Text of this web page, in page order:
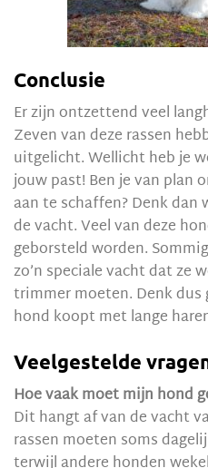
Conclusie
Er zijn ontzettend veel
Zeven van deze rassen
uitgelicht. Wellicht heb je
jouw past! Ben je van plan
aan te schaffen? Denk dan
de vacht. Veel van deze
geborsteld worden.
zo’n speciale vacht dat ze
trimmer moeten. Denk dus
hond koopt met lange
Veelgestelde
Hoe vaak moet mijn hond
Dit hangt af van de vacht
rassen moeten soms